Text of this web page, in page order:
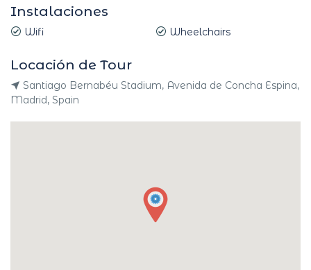
Instalaciones
Wifi Wheelchairs
Locación de Tour
Santiago Bernabéu Stadium, Avenida de Concha Espina,
Madrid, Spain